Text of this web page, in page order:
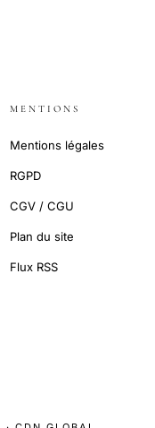
MENTIONS
Mentions légales
RGPD
CGV / CGU
Plan du site
Flux RSS